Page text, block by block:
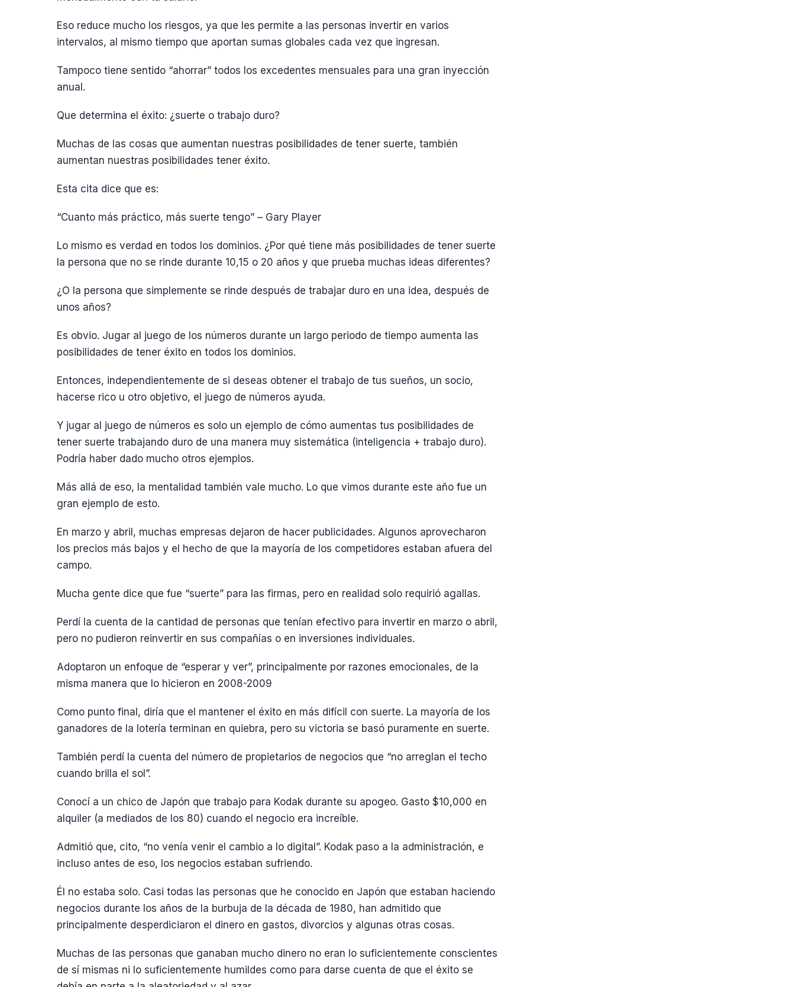
Eso reduce mucho los riesgos, ya que les permite a las personas invertir en varios
intervalos, al mismo tiempo que aportan sumas globales cada vez que ingresan.
Tampoco tiene sentido “ahorrar” todos los excedentes mensuales para una gran inyección
anual.
Que determina el éxito: ¿suerte o trabajo duro?
Muchas de las cosas que aumentan nuestras posibilidades de tener suerte, también
aumentan nuestras posibilidades tener éxito.
Esta cita dice que es:
“Cuanto más práctico, más suerte tengo” – Gary Player
Lo mismo es verdad en todos los dominios. ¿Por qué tiene más posibilidades de tener suerte
la persona que no se rinde durante 10,15 o 20 años y que prueba muchas ideas diferentes?
¿O la persona que simplemente se rinde después de trabajar duro en una idea, después de
unos años?
Es obvio. Jugar al juego de los números durante un largo periodo de tiempo aumenta las
posibilidades de tener éxito en todos los dominios.
Entonces, independientemente de si deseas obtener el trabajo de tus sueños, un socio,
hacerse rico u otro objetivo, el juego de números ayuda.
Y jugar al juego de números es solo un ejemplo de cómo aumentas tus posibilidades de
tener suerte trabajando duro de una manera muy sistemática (inteligencia + trabajo duro).
Podría haber dado mucho otros ejemplos.
Más allá de eso, la mentalidad también vale mucho. Lo que vimos durante este año fue un
gran ejemplo de esto.
En marzo y abril, muchas empresas dejaron de hacer publicidades. Algunos aprovecharon
los precios más bajos y el hecho de que la mayoría de los competidores estaban afuera del
campo.
Mucha gente dice que fue “suerte” para las firmas, pero en realidad solo requirió agallas.
Perdí la cuenta de la cantidad de personas que tenían efectivo para invertir en marzo o abril,
pero no pudieron reinvertir en sus compañías o en inversiones individuales.
Adoptaron un enfoque de “esperar y ver”, principalmente por razones emocionales, de la
misma manera que lo hicieron en 2008-2009
Como punto final, diría que el mantener el éxito en más difícil con suerte. La mayoría de los
ganadores de la lotería terminan en quiebra, pero su victoria se basó puramente en suerte.
También perdí la cuenta del número de propietarios de negocios que “no arreglan el techo
cuando brilla el sol”.
Conocí a un chico de Japón que trabajo para Kodak durante su apogeo. Gasto $10,000 en
alquiler (a mediados de los 80) cuando el negocio era increíble.
Admitió que, cito, “no venía venir el cambio a lo digital”. Kodak paso a la administración, e
incluso antes de eso, los negocios estaban sufriendo.
Él no estaba solo. Casi todas las personas que he conocido en Japón que estaban haciendo
negocios durante los años de la burbuja de la década de 1980, han admitido que
principalmente desperdiciaron el dinero en gastos, divorcios y algunas otras cosas.
Muchas de las personas que ganaban mucho dinero no eran lo suficientemente conscientes
de sí mismas ni lo suficientemente humildes como para darse cuenta de que el éxito se